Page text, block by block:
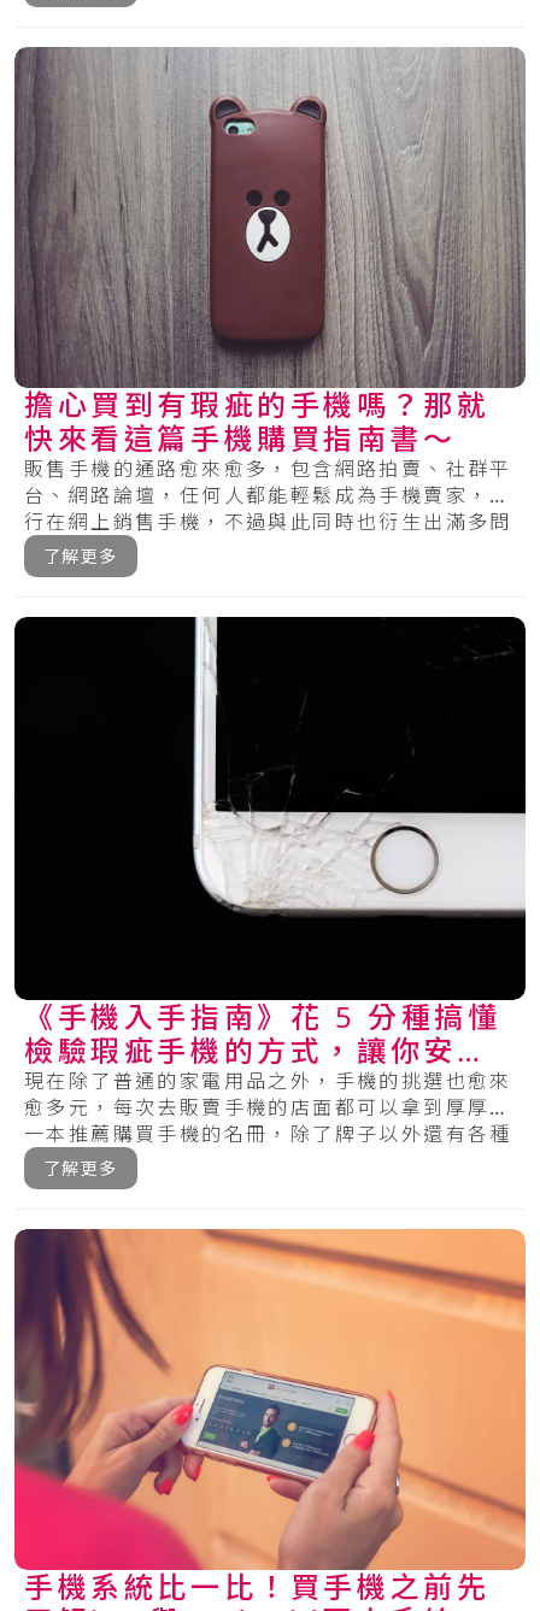
擔心買到有瑕疵的手機嗎？那就
快來看這篇手機購買指南書～
販售手機的通路愈來愈多，包含網路拍賣、社群平
台、網路論壇，任何人都能輕鬆成為手機賣家，自
行在網上銷售手機，不過與此同時也衍生出滿多問
題，.....
了解更多
《手機入手指南》花 5 分種搞懂
檢驗瑕疵手機的方式，讓你安心
購物
現在除了普通的家電用品之外，手機的挑選也愈來
愈多元，每次去販賣手機的店面都可以拿到厚厚的
一本推薦購買手機的名冊，除了牌子以外還有各種
的型.....
了解更多
手機系統比一比！買手機之前先